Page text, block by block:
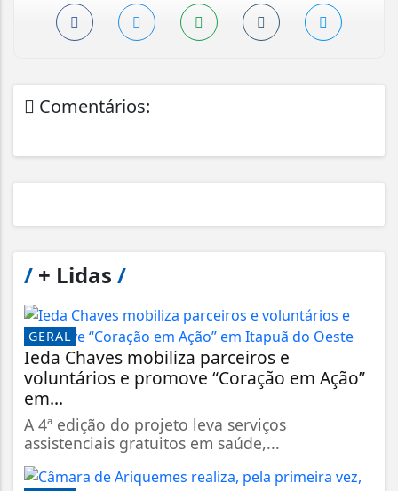
Comentários:
/ + Lidas /
GERAL
Ieda Chaves mobiliza parceiros e
voluntários e promove “Coração em Ação”
em...
A 4ª edição do projeto leva serviços
assistenciais gratuitos em saúde,...